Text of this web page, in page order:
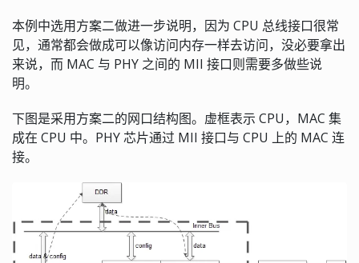
本例中选用方案二做进一步说明，因为 CPU 总线接口很常
见，通常都会做成可以像访问内存一样去访问，没必要拿出
来说，而 MAC 与 PHY 之间的 MII 接口则需要多做些说
明。
下图是采用方案二的网口结构图。虚框表示 CPU，MAC 集
成在 CPU 中。PHY 芯片通过 MII 接口与 CPU 上的 MAC 连
接。